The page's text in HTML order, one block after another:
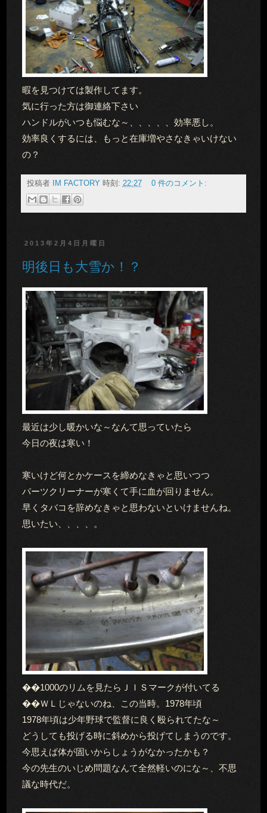
暇を見つけては製作してます。
気に行った方は御連絡下さい
ハンドルがいつも悩むな～、、、、、効率悪し。
効率良くするには、もっと在庫増やさなきゃいけない
の？
投稿者 IM FACTORY 時刻: 22:27 0 件のコメント:
2013年2月4日月曜日
明後日も大雪か！？
最近は少し暖かいな～なんて思っていたら
今日の夜は寒い！
寒いけど何とかケースを締めなきゃと思いつつ
パーツクリーナーが寒くて手に血が回りません。
早くタバコを辞めなきゃと思わないといけませんね。
思いたい、、、、。
��1000のリムを見たらＪＩＳマークが付いてる
��ＷＬじゃないのね、この当時。1978年頃
1978年頃は少年野球で監督に良く殴られてたな～
どうしても投げる時に斜めから投げてしまうのです。
今思えば体が固いからしょうがなかったかも？
今の先生のいじめ問題なんて全然軽いのにな～、不思
議な時代だ。